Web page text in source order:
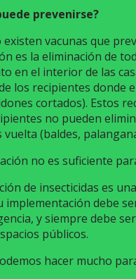
prevenirse?
existen vacunas que
es la eliminación de
en el interior de las
los recipientes donde
cortados). Estos
no pueden
vuelta (baldes,
no es suficiente
de insecticidas es
implementación debe
y siempre debe
públicos.
hacer mucho